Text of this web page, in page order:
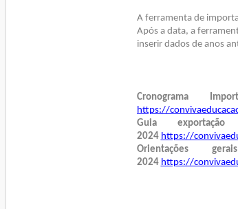
A ferramenta de
Após a data, a
inserir dados de anos
Cronograma
https://
Guia
2024 https://
Orientações
2024 https://